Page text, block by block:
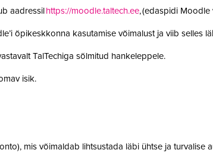
aadressil https://moodle.taltech.ee, (edaspidi Moodle
õpikeskkonna kasutamise võimalust ja viib selles
TalTechiga sõlmitud hankeleppele.
isik.
mis võimaldab lihtsustada läbi ühtse ja turvalise